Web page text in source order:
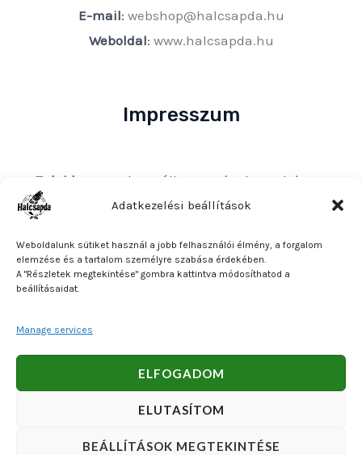
Adatkezelési beállítások
Weboldalunk sütiket használ a jobb felhasználói élmény, a forgalom
elemzése és a tartalom személyre szabása érdekében.
A "Részletek megtekintése" gombra kattintva módosíthatod a
beállításaidat.
Manage services
ELFOGADOM
ELUTASÍTOM
BEÁLLÍTÁSOK MEGTEKINTÉSE
E-mail: webshop@halcsapda.hu
Weboldal: www.halcsapda.hu
Impresszum
Tulajdonos
: Bakos Bálint E. V. (Halcsapda)
Székhely és postacím: 2890 Tata, Nyárfa u. 7.
Közösségi adószám: HU90921379
Bankszámlaszám: OTP Bank 11740047-27102600
by Bakos Bálint E. V. (Halcsapda).